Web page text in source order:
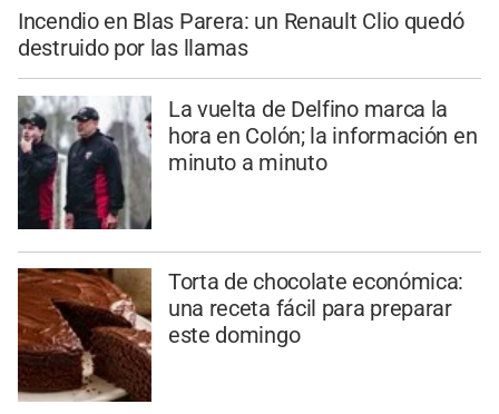
Incendio en Blas Parera: un Renault Clio quedó
destruido por las llamas
La vuelta de Delfino marca la
hora en Colón; la información en
minuto a minuto
Torta de chocolate económica:
una receta fácil para preparar
este domingo